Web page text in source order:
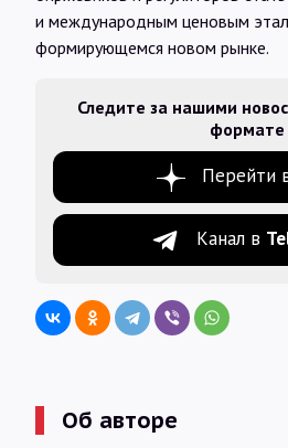
и международным ценовым
формирующемся новом рынке.
Следите за нашими
формате
Перейти
Канал в
Об авторе